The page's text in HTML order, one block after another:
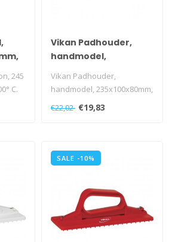
245
C.
Vikan Padhouder,
handmodel,
Vikan Padhouder,
handmodel, 235x100x80mm,
€22,02 €19,83
SALE -10%